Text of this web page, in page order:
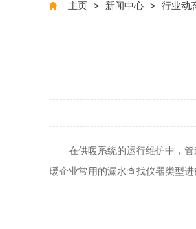
主页 > 新闻中心 > 行业动
在供暖系统的运行维护中，管
暖企业常用的漏水查找仪器类型